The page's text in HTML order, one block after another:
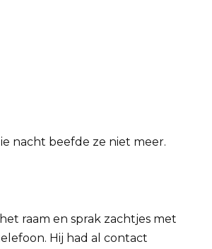
nacht beefde ze niet meer.
raam en sprak zachtjes met
Hij had al contact